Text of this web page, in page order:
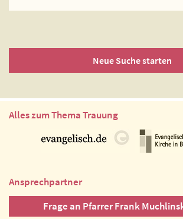
Neue Suche starten
Alles zum Thema Trauung
Ansprechpartner
Frage an Pfarrer Frank